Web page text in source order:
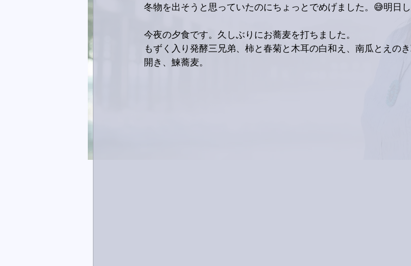
冬物を出そうと思っていたのにちょっとでめげました。😅明日し
今夜の夕食です。久しぶりにお蕎麦を打ちました。
もずく入り発酵三兄弟、柿と春菊と木耳の白和え、南瓜とえの
開き、鰊蕎麦。